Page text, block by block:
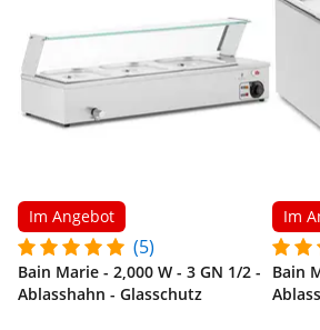
Im Angebot
(5)
Bain Marie - 2,000 W - 3 GN 1/2 -
Ablasshahn - Glasschutz
Im
Bain